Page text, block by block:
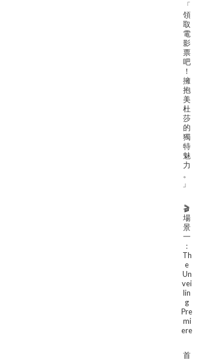
「
領
取
電
影
票
吧
！
擁
抱
美
杜
莎
的
獨
特
魅
力
。
」
🎬
場
景
一
：
Th
e
Un
vei
lin
g
Pre
mi
ere
首